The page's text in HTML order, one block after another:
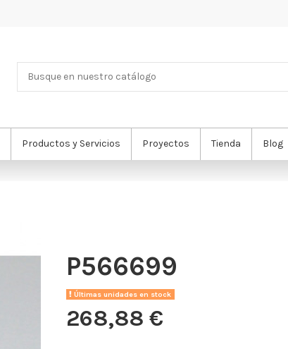
Productos y Servicios Proyectos Tienda Blog
P566699
Últimas unidades en stock
268,88 €